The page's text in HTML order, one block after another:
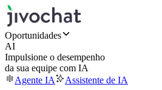
Oportunidades
AI
Impulsione o desempenho
da sua equipe com IA
Agente IA
Assistente de IA